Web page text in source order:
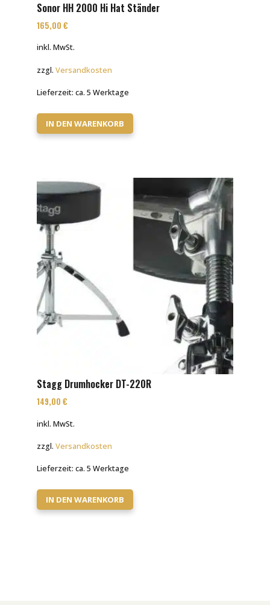
Sonor HH 2000 Hi Hat Ständer
165,00 €
inkl. MwSt.
zzgl. Versandkosten
Lieferzeit: ca. 5 Werktage
IN DEN WARENKORB
Stagg Drumhocker DT-220R
149,00 €
inkl. MwSt.
zzgl. Versandkosten
Lieferzeit: ca. 5 Werktage
IN DEN WARENKORB